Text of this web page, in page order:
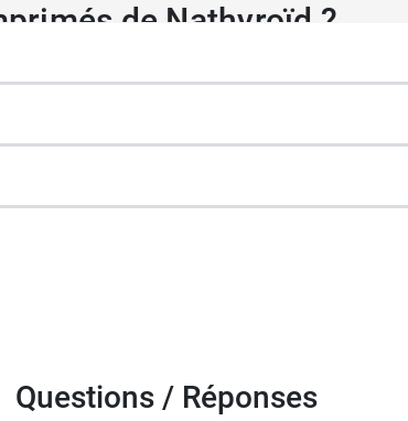
de Nathyroïd ?
de Nathyroïd d'au moins 2h dans le
à remplacer un traitement par hormones
Questions / Réponses